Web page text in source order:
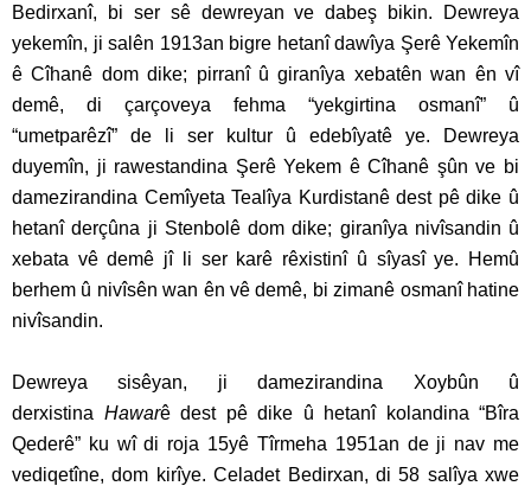
Bedirxanî, bi ser sê dewreyan ve dabeş bikin. Dewreya
yekemîn, ji salên 1913an bigre hetanî dawîya Şerê Yekemîn
ê Cîhanê dom dike; pirranî û giranîya xebatên wan ên vî
demê, di çarçoveya fehma “yekgirtina osmanî” û
“umetparêzî” de li ser kultur û edebîyatê ye. Dewreya
duyemîn, ji rawestandina Şerê Yekem ê Cîhanê şûn ve bi
damezirandina Cemîyeta Tealîya Kurdistanê dest pê dike û
hetanî derçûna ji Stenbolê dom dike; giranîya nivîsandin û
xebata vê demê jî li ser karê rêxistinî û sîyasî ye. Hemû
berhem û nivîsên wan ên vê demê, bi zimanê osmanî hatine
nivîsandin.
Dewreya sisêyan, ji damezirandina Xoybûn û
derxistina Hawarê dest pê dike û hetanî kolandina “Bîra
Qederê” ku wî di roja 15yê Tîrmeha 1951an de ji nav me
vediqetîne, dom kirîye. Celadet Bedirxan, di 58 salîya xwe